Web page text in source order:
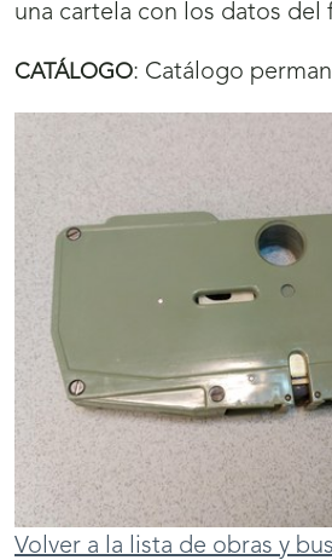
una cartela con los datos del
CATÁLOGO: Catálogo
Volver a la lista de obras y